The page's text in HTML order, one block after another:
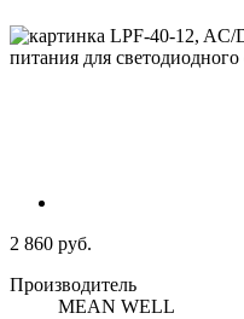
2 860 руб.
Производитель
MEAN WELL